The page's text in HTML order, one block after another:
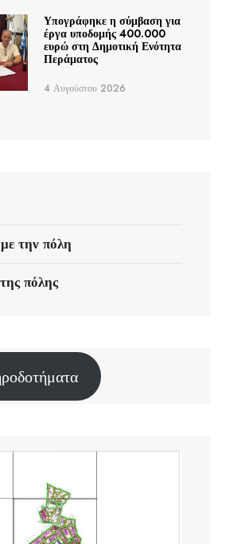
Υπογράφηκε η σύμβαση για
έργα υποδομής 400.000
ευρώ στη Δημοτική Ενότητα
Περάματος
4 Αυγούστου 2026
την πόλη
πόλης